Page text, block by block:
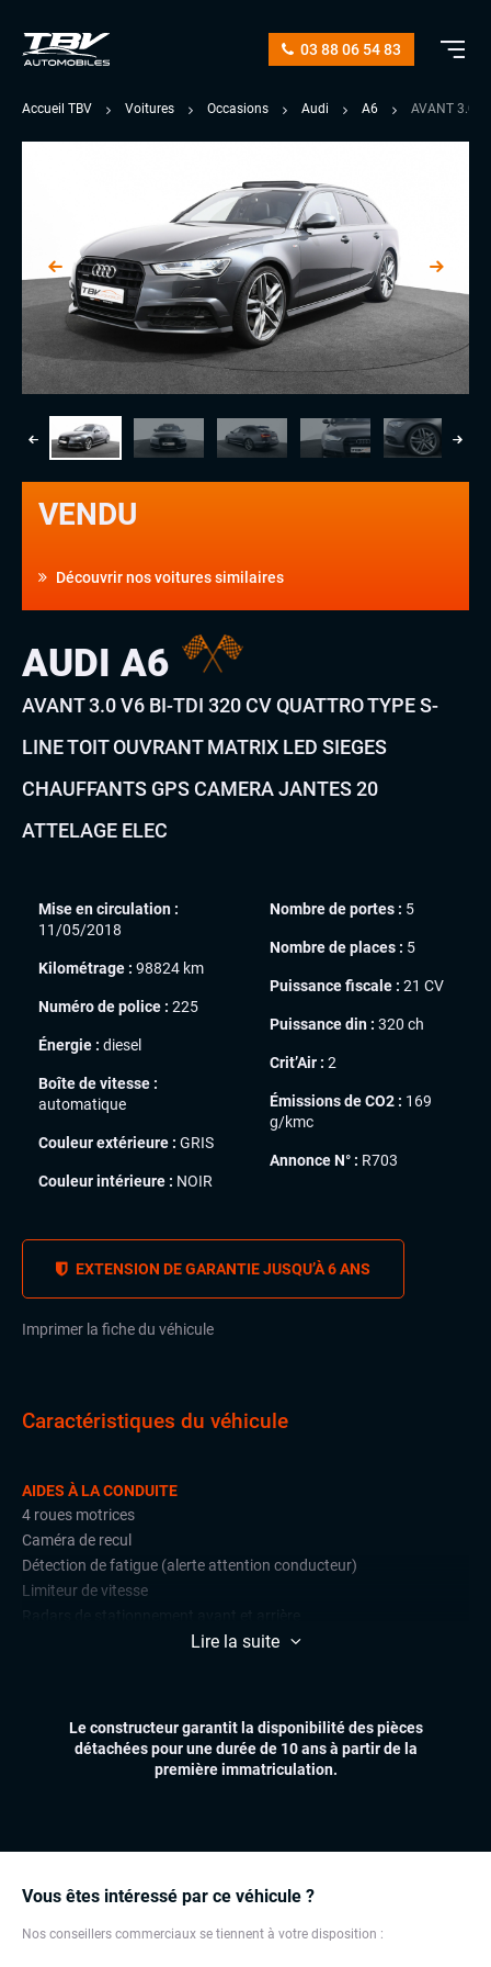
03 88 06 54 83
Accueil TBV Voitures Occasions Audi A6 AVANT 3.0
VENDU
Découvrir nos voitures similaires
AUDI A6
AVANT 3.0 V6 BI-TDI 320 CV QUATTRO TYPE S-
LINE TOIT OUVRANT MATRIX LED SIEGES
CHAUFFANTS GPS CAMERA JANTES 20
ATTELAGE ELEC
Mise en circulation :
11/05/2018
Kilométrage : 98824 km
Numéro de police : 225
Énergie : diesel
Boîte de vitesse :
automatique
Couleur extérieure : GRIS
Couleur intérieure : NOIR
Nombre de portes : 5
Nombre de places : 5
Puissance fiscale : 21 CV
Puissance din : 320 ch
Crit’Air : 2
Émissions de CO2 : 169
g/kmc
Annonce N° : R703
EXTENSION DE GARANTIE JUSQU’À 6 ANS
Imprimer la fiche du véhicule
Vous êtes intéressé par ce véhicule ?
Nos conseillers commerciaux se tiennent à votre disposition :
Caractéristiques du véhicule
AIDES À LA CONDUITE
4 roues motrices
Caméra de recul
Détection de fatigue (alerte attention conducteur)
Limiteur de vitesse
Démarrage mains libres
Essuie-glaces automatiques
Volant multifonctions
ÉLECTRONIQUE
Lire la suite
Le constructeur garantit la disponibilité des pièces
détachées pour une durée de 10 ans à partir de la
première immatriculation.